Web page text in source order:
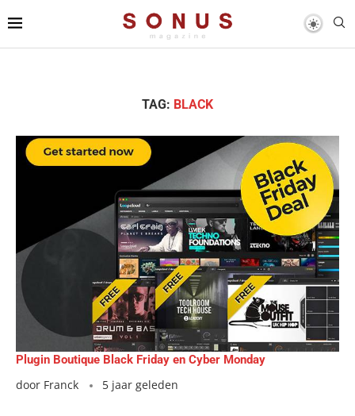
TAG: BLACK
Plugin Boutique Black Friday en Cyber Monday
door Franck 5 jaar geleden